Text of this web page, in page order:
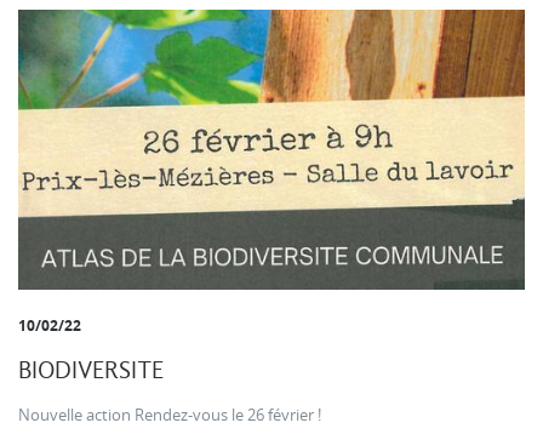
10/02/22
BIODIVERSITE
Nouvelle action Rendez-vous le 26 février !